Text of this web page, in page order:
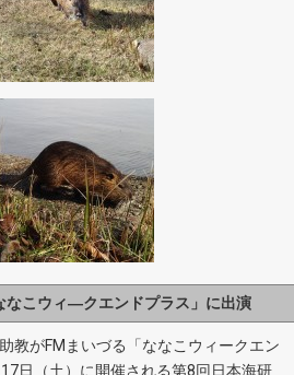
こウィ―クエンドプラス」に出演
教がFMまいづる「ななこウィークエン
日（土）に開催される第8回日本海研